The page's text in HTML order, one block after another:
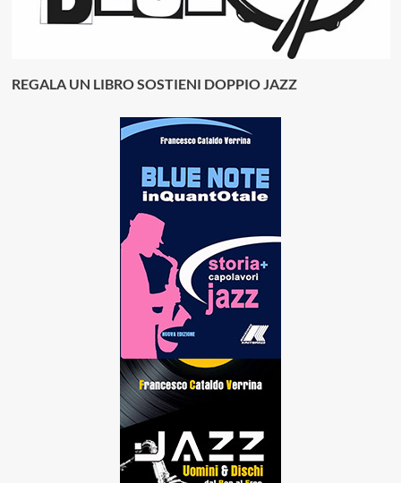
REGALA UN LIBRO SOSTIENI DOPPIO JAZZ